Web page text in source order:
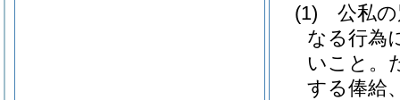
(1)
公私
なる行為
いこと。
する俸給